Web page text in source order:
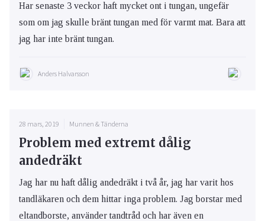
Har senaste 3 veckor haft mycket ont i tungan, ungefär
som om jag skulle bränt tungan med för varmt mat. Bara att
jag har inte bränt tungan.
Anders Halvarsson
28 mars, 2019 Munnen & Tänderna
Problem med extremt dålig
andedräkt
Jag har nu haft dålig andedräkt i två år, jag har varit hos
tandläkaren och dem hittar inga problem. Jag borstar med
eltandborste, använder tandtråd och har även en